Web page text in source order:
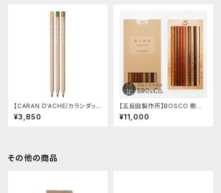
【CARAN D'ACHE/カランダッシ
ュ】カランダッシュ＋ネスプレッソ
ペンシルセット エディション2
¥3,850
【五反田製作所】BOSCO 樹木
鉛筆
¥11,000
その他の商品